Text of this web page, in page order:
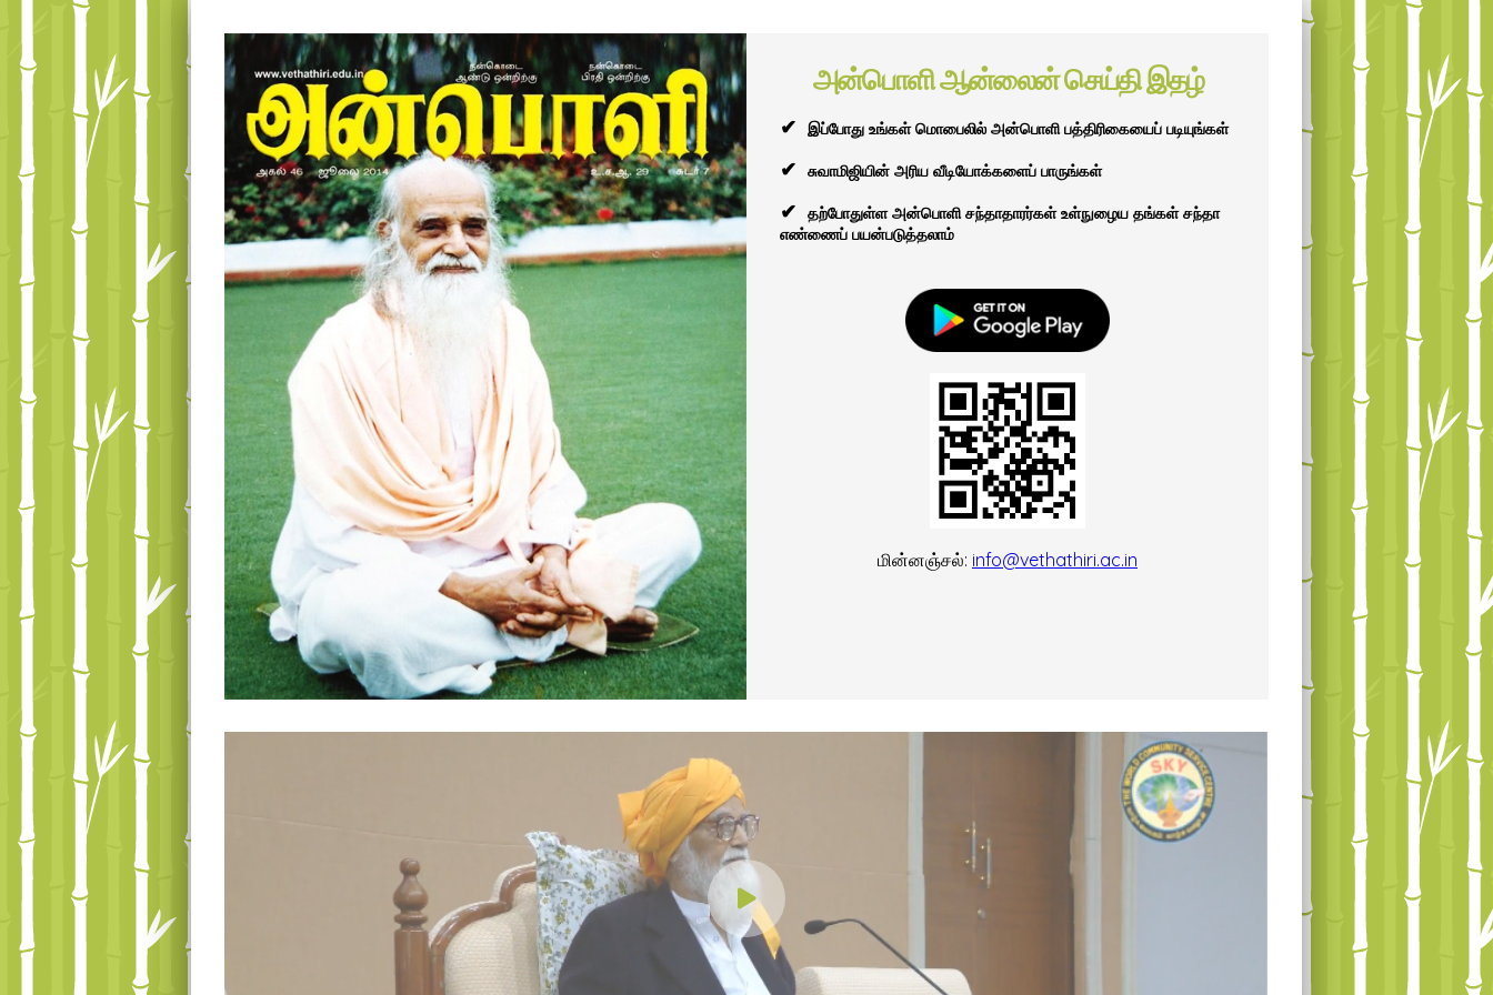
அன்பொளி ஆன்லைன் செய்தி இதழ்
✔ இப்போது உங்கள் மொபைலில் அன்பொளி பத்திரிகையைப் படியுங்கள்
✔ சுவாமிஜியின் அரிய வீடியோக்களைப் பாருங்கள்
✔
தற்போதுள்ள அன்பொளி சந்தாதாரர்கள் உள்நுழைய தங்கள் சந்தா
எண்ணைப் பயன்படுத்தலாம்
மின்னஞ்சல்: info@vethathiri.ac.in